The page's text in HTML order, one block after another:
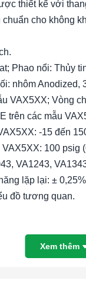
thiết kế với
cho không
Phao nổi: Thủy
nhôm
VAX5XX; Vòng
trên các mẫu
-15 đến
100 psig
VA1243,
lặp lại: ±
đồ tương quan.
16 vòng chính
Xem thêm